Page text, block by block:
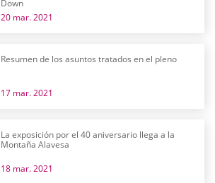
Down
20 mar. 2021
Resumen de los asuntos tratados en el pleno
17 mar. 2021
La exposición por el 40 aniversario llega a la
Montaña Alavesa
18 mar. 2021